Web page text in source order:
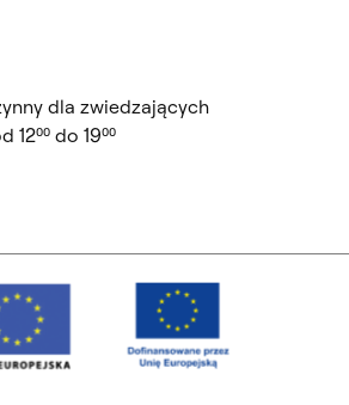
dla zwiedzających
do 19⁰⁰